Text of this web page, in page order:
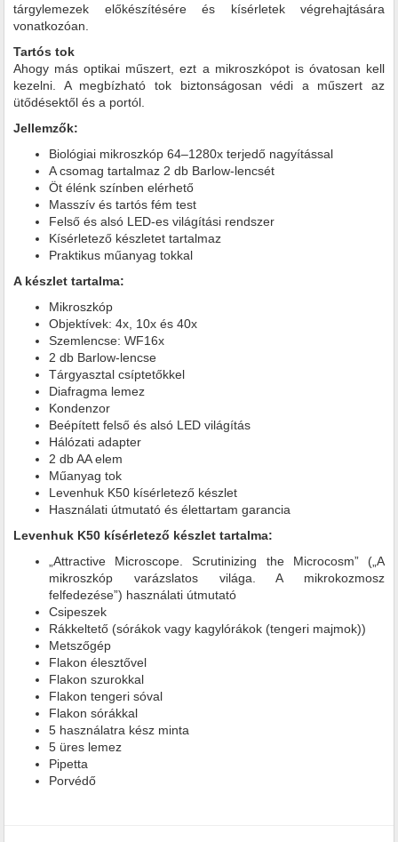
tárgylemezek előkészítésére és kísérletek végrehajtására
vonatkozóan.
Tartós tok
Ahogy más optikai műszert, ezt a mikroszkópot is óvatosan kell
kezelni. A megbízható tok biztonságosan védi a műszert az
ütődésektől és a portól.
Jellemzők:
Biológiai mikroszkóp 64–1280x terjedő nagyítással
A csomag tartalmaz 2 db Barlow-lencsét
Öt élénk színben elérhető
Masszív és tartós fém test
Felső és alsó LED-es világítási rendszer
Kísérletező készletet tartalmaz
Praktikus műanyag tokkal
A készlet tartalma:
Mikroszkóp
Objektívek: 4x, 10x és 40x
Szemlencse: WF16x
2 db Barlow-lencse
Tárgyasztal csíptetőkkel
Diafragma lemez
Kondenzor
Beépített felső és alsó LED világítás
Hálózati adapter
2 db AA elem
Műanyag tok
Levenhuk K50 kísérletező készlet
Használati útmutató és élettartam garancia
Levenhuk K50 kísérletező készlet tartalma:
„Attractive Microscope. Scrutinizing the Microcosm” („A
mikroszkóp varázslatos világa. A mikrokozmosz
felfedezése”) használati útmutató
Csipeszek
Rákkeltető (sórákok vagy kagylórákok (tengeri majmok))
Metszőgép
Flakon élesztővel
Flakon szurokkal
Flakon tengeri sóval
Flakon sórákkal
5 használatra kész minta
5 üres lemez
Pipetta
Porvédő